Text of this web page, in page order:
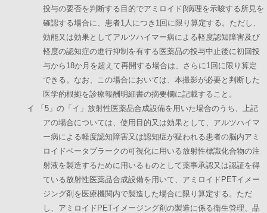
投与の要否を判断する目的でアミロイドβ病理を示唆する所見を
確認する場合に、患者1人につき1回に限り算定する。ただし、
効能又は効果としてアルツハイマー病による軽度認知障害及び
軽度の認知症の進行抑制を有する医薬品の投与中止後に初回投
与から18か月を超えて再開する場合は、さらに1回に限り算定
できる。なお、この場合においては、本撮影が必要と判断した
医学的根拠を診療報酬明細書の摘要欄に記載すること。
イ 「5」の「イ」放射性医薬品合成設備を用いた場合のうち、上記
アの場合については、使用目的又は効果として、アルツハイマ
ー病による軽度認知障害又は認知症が疑われる患者の脳内アミ
ロイドベータプラークの可視化に用いる放射性標識化合物の注
射液を製造するために用いるものとして薬事承認又は認証を得
ている放射性医薬品合成設備を用いて、アミロイドPETイメー
ジング剤を医療機関内で製造した場合に限り算定する。ただ
し、アミロイドPETイメージング剤の製造に係る衛生管理、品